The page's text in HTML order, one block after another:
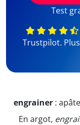
Test
Trustpilot.
engrainer :
En argot,